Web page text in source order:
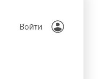
Войти